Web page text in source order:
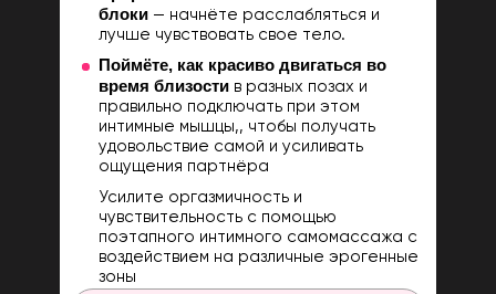
блоки — начнёте расслабляться и
лучше чувствовать свое тело.
Поймёте, как красиво двигаться во
время близости в разных позах и
правильно подключать при этом
интимные мышцы,, чтобы получать
удовольствие самой и усиливать
ощущения партнёра
Усилите оргазмичность и
чувствительность с помощью
поэтапного интимного самомассажа с
воздействием на различные эрогенные
зоны